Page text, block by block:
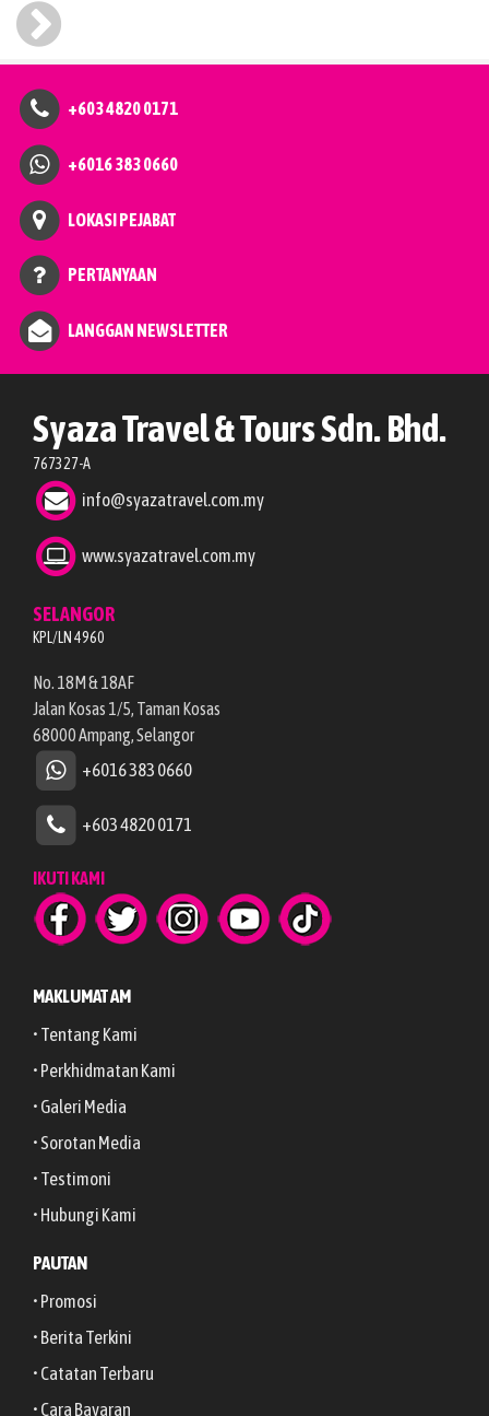
+603 4820 0171
+6016 383 0660
LOKASI PEJABAT
PERTANYAAN
LANGGAN NEWSLETTER
Syaza Travel & Tours Sdn. Bhd.
767327-A
info@syazatravel.com.my
www.syazatravel.com.my
SELANGOR
KPL/LN 4960
No. 18M & 18AF
Jalan Kosas 1/5, Taman Kosas
68000 Ampang, Selangor
+6016 383 0660
+603 4820 0171
IKUTI KAMI
MAKLUMAT AM
• Tentang Kami
• Perkhidmatan Kami
• Galeri Media
• Sorotan Media
• Testimoni
• Hubungi Kami
PAUTAN
• Promosi
• Berita Terkini
• Catatan Terbaru
• Cara Bayaran